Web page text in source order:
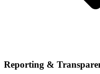
Reporting &